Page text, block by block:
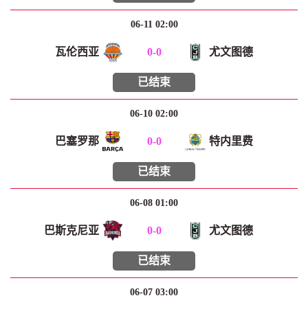
06-11 02:00
瓦伦西亚 0-0 尤文图德
已结束
06-10 02:00
巴塞罗那 0-0 特内里费
已结束
06-08 01:00
巴斯克尼亚 0-0 尤文图德
已结束
06-07 03:00